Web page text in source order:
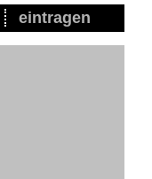
eintragen